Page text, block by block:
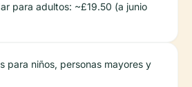
para adultos: ~£19.50 (a junio
para niños, personas mayores y